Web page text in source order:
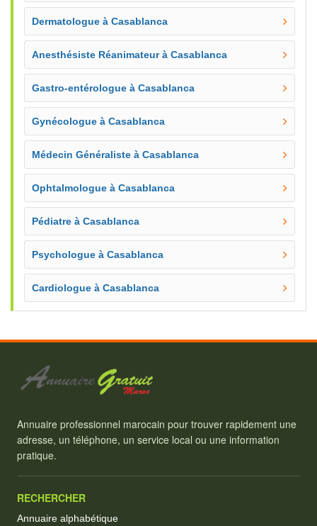
Dermatologue à Casablanca
Anesthésiste Réanimateur à Casablanca
Gastro-entérologue à Casablanca
Gynécologue à Casablanca
Médecin Généraliste à Casablanca
Ophtalmologue à Casablanca
Pédiatre à Casablanca
Psychologue à Casablanca
Cardiologue à Casablanca
Annuaire professionnel marocain pour trouver rapidement une
adresse, un téléphone, un service local ou une information
pratique.
RECHERCHER
Annuaire alphabétique